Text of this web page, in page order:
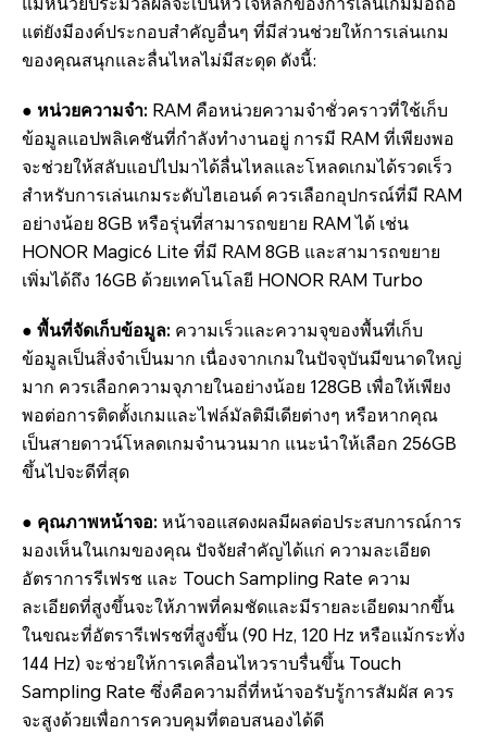
แต่ยังมีองค์ประกอบสำคัญอื่นๆ ที่มีส่วนช่วยให้การเล่นเกม
ของคุณสนุกและลื่นไหลไม่มีสะดุด ดังนี้:
● หน่วยความจำ: RAM คือหน่วยความจำชั่วคราวที่ใช้เก็บ
ข้อมูลแอปพลิเคชันที่กำลังทำงานอยู่ การมี RAM ที่เพียงพอ
จะช่วยให้สลับแอปไปมาได้ลื่นไหลและโหลดเกมได้รวดเร็ว
สำหรับการเล่นเกมระดับไฮเอนด์ ควรเลือกอุปกรณ์ที่มี RAM
อย่างน้อย 8GB หรือรุ่นที่สามารถขยาย RAM ได้ เช่น
HONOR Magic6 Lite ที่มี RAM 8GB และสามารถขยาย
เพิ่มได้ถึง 16GB ด้วยเทคโนโลยี HONOR RAM Turbo
● พื้นที่จัดเก็บข้อมูล: ความเร็วและความจุของพื้นที่เก็บ
ข้อมูลเป็นสิ่งจำเป็นมาก เนื่องจากเกมในปัจจุบันมีขนาดใหญ่
มาก ควรเลือกความจุภายในอย่างน้อย 128GB เพื่อให้เพียง
พอต่อการติดตั้งเกมและไฟล์มัลติมีเดียต่างๆ หรือหากคุณ
เป็นสายดาวน์โหลดเกมจำนวนมาก แนะนำให้เลือก 256GB
ขึ้นไปจะดีที่สุด
● คุณภาพหน้าจอ: หน้าจอแสดงผลมีผลต่อประสบการณ์การ
มองเห็นในเกมของคุณ ปัจจัยสำคัญได้แก่ ความละเอียด
อัตราการรีเฟรช และ Touch Sampling Rate ความ
ละเอียดที่สูงขึ้นจะให้ภาพที่คมชัดและมีรายละเอียดมากขึ้น
ในขณะที่อัตรารีเฟรชที่สูงขึ้น (90 Hz, 120 Hz หรือแม้กระทั่ง
144 Hz) จะช่วยให้การเคลื่อนไหวราบรื่นขึ้น Touch
Sampling Rate ซึ่งคือความถี่ที่หน้าจอรับรู้การสัมผัส ควร
จะสูงด้วยเพื่อการควบคุมที่ตอบสนองได้ดี